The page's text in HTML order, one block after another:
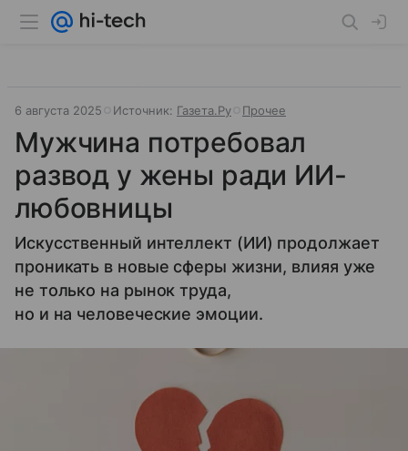
6 августа 2025 Источник: Газета.Ру Прочее
Мужчина потребовал
развод у жены ради ИИ-
любовницы
Искусственный интеллект (ИИ) продолжает
проникать в новые сферы жизни, влияя уже
не только на рынок труда,
но и на человеческие эмоции.